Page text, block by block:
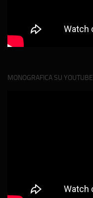
MONOGRAFICA SU YOUTUBE